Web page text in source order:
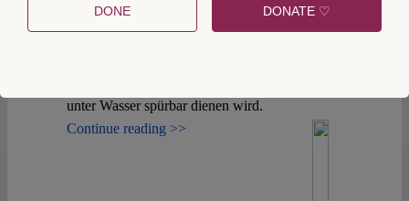
steckt wie üblich im Detail: Beim näheren
Hinsehen offenbart der Entwurf
unter Wasser spürbar dienen wird.
Continue reading >>
DONE DONATE ♡